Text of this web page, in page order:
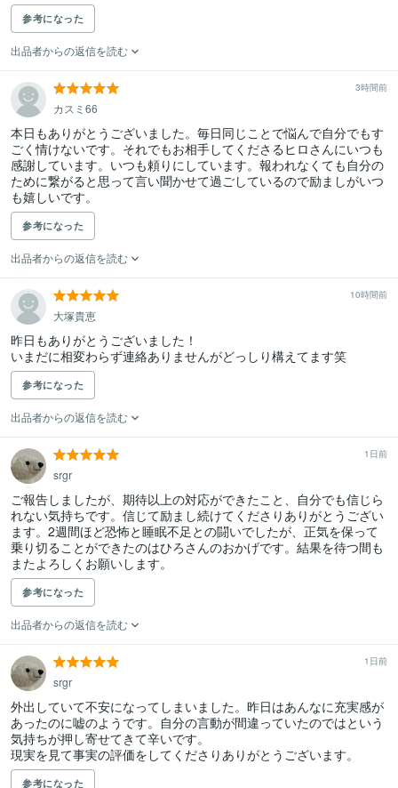
参考になった
出品者からの返信を読む
3時間前
カスミ66
本日もありがとうございました。毎日同じことで悩んで自分でもす
ごく情けないです。それでもお相手してくださるヒロさんにいつも
感謝しています。いつも頼りにしています。報われなくても自分の
ために繋がると思って言い聞かせて過ごしているので励ましがいつ
も嬉しいです。
参考になった
出品者からの返信を読む
10時間前
大塚貴恵
昨日もありがとうございました！
いまだに相変わらず連絡ありませんがどっしり構えてます笑
参考になった
出品者からの返信を読む
1日前
srgr
ご報告しましたが、期待以上の対応ができたこと、自分でも信じら
れない気持ちです。信じて励まし続けてくださりありがとうござい
ます。2週間ほど恐怖と睡眠不足との闘いでしたが、正気を保って
乗り切ることができたのはひろさんのおかげです。結果を待つ間も
またよろしくお願いします。
参考になった
出品者からの返信を読む
1日前
srgr
外出していて不安になってしまいました。昨日はあんなに充実感が
あったのに嘘のようです。自分の言動が間違っていたのではという
気持ちが押し寄せてきて辛いです。
現実を見て事実の評価をしてくださりありがとうございます。
参考になった